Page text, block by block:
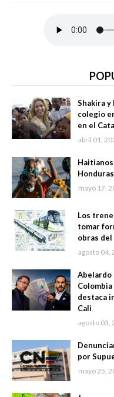
Shakira
colegio
en el
abril 01,
mayo 17,
Los
tomar
obras
agosto 04,
Abelardo
destaca
Cali
agosto 03,
por
mayo 25,